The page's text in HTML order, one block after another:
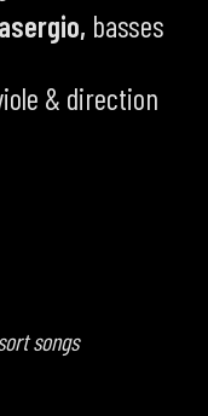
basses
& direction
songs